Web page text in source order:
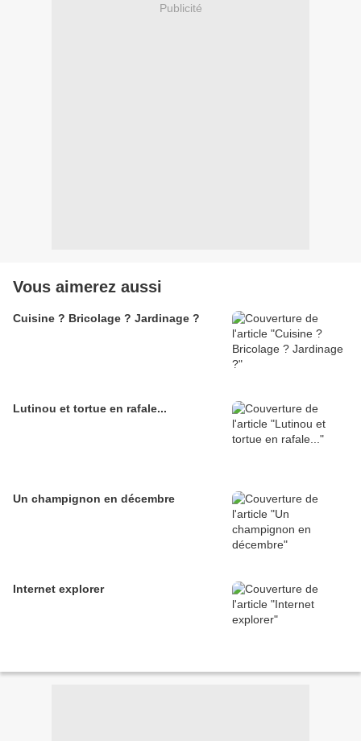
Publicité
Vous aimerez aussi
Cuisine ? Bricolage ? Jardinage ?
Lutinou et tortue en rafale...
Un champignon en décembre
Internet explorer